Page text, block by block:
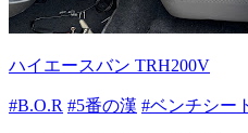
ハイエースバン TRH200V
#B.O.R #5番の漢 #ベンチシー